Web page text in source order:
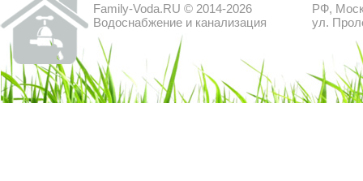
Family-Voda.RU © 2014-2026
Водоснабжение и канализация
РФ,
ул.